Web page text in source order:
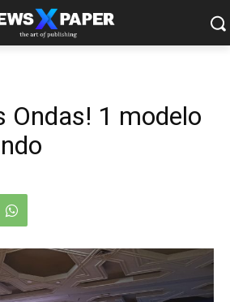
Ondas! 1 modelo